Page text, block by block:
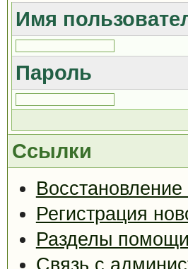
Имя
Пароль
Ссылки
Регистрация
Разделы помощи
Связь с